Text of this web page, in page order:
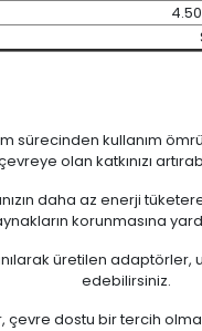
sürecinden kullanım
olan katkınızı
daha az enerji
korunmasına
üretilen adaptörler,
edebilirsiniz.
dostu bir tercih